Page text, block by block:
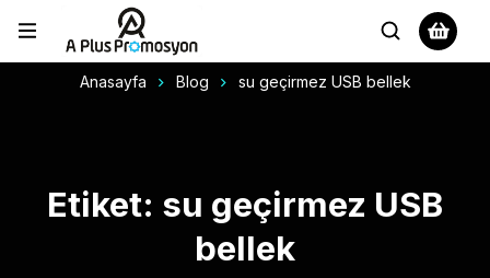
Anasayfa Blog su geçirmez USB bellek
Etiket: su geçirmez USB
bellek